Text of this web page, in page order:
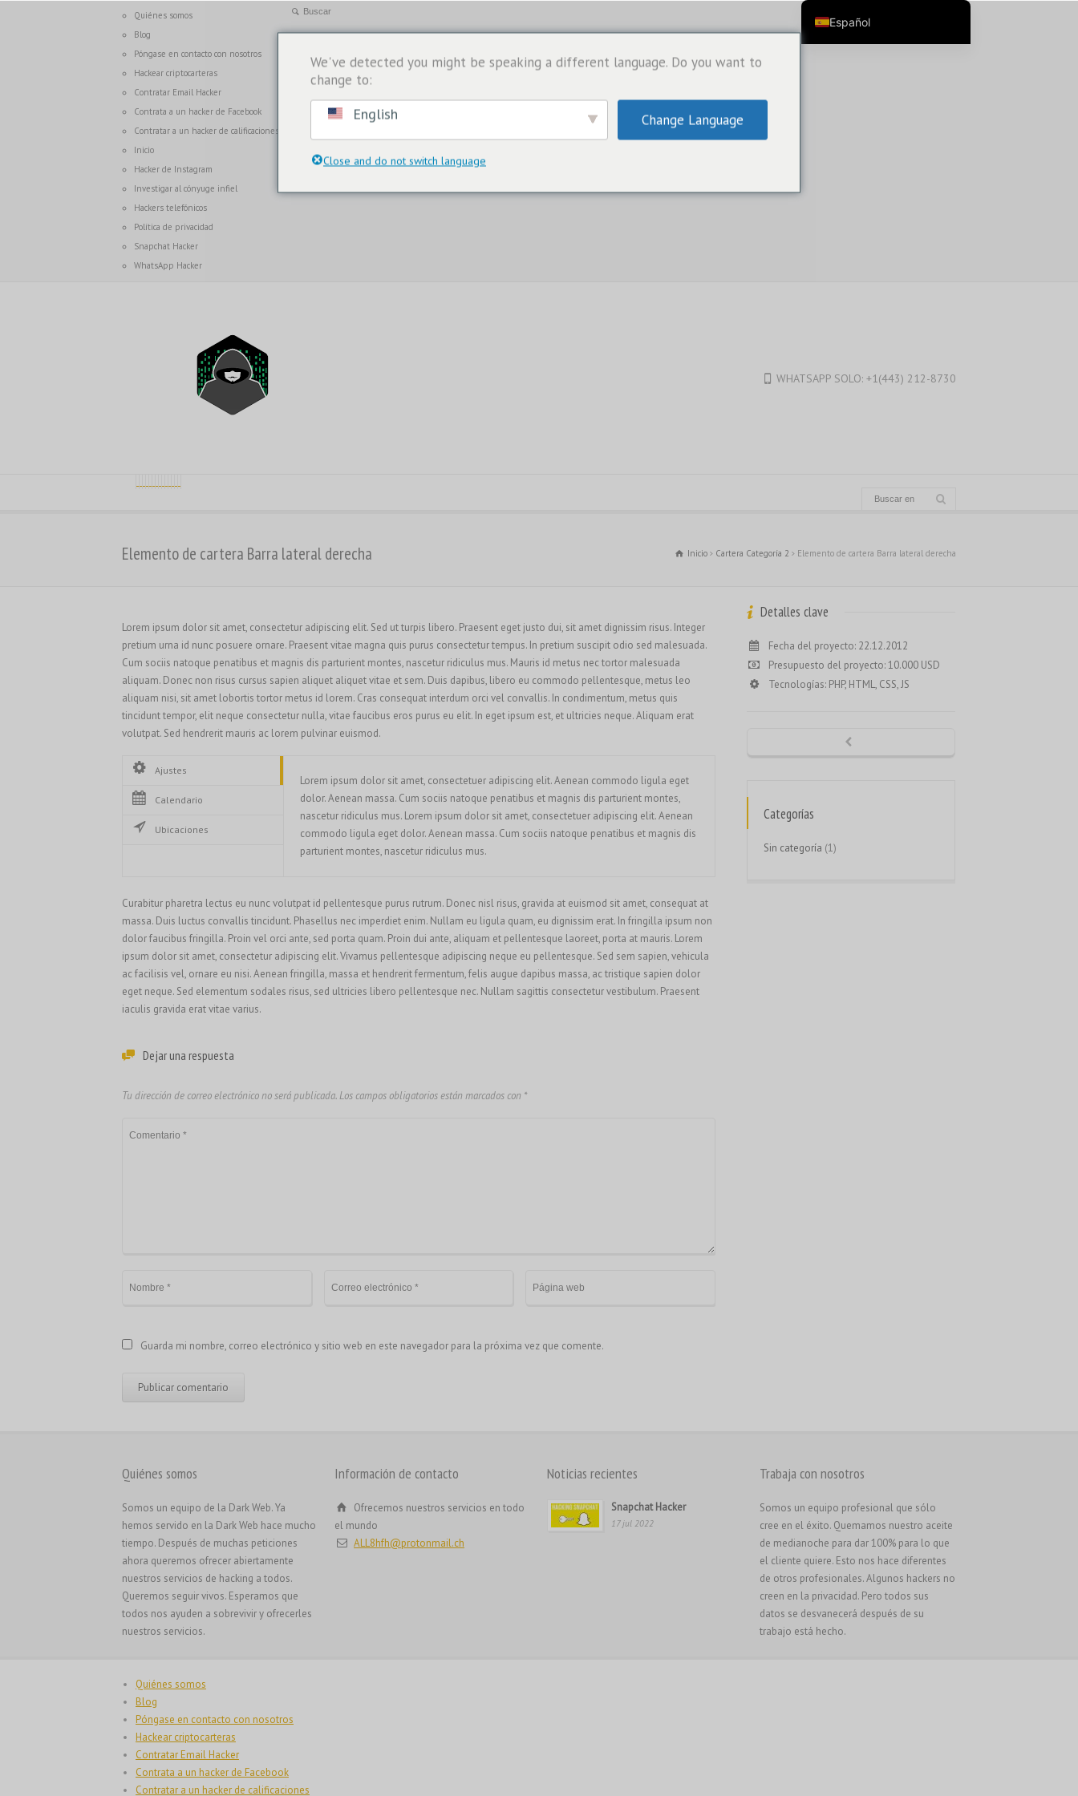
Quiénes somos
Blog
Póngase en contacto con nosotros
Hackear criptocarteras
Contratar Email Hacker
Contrata a un hacker de Facebook
Contratar a un hacker de calificaciones
Inicio
Hacker de Instagram
Investigar al cónyuge infiel
Hackers telefónicos
Política de privacidad
Snapchat Hacker
WhatsApp Hacker
WHATSAPP SOLO: +1(443) 212-8730
Elemento de cartera Barra lateral derecha Inicio Cartera Categoría 2 Elemento de cartera Barra lateral derecha
Lorem ipsum dolor sit amet, consectetur adipiscing elit. Sed ut turpis libero. Praesent eget justo dui, sit amet dignissim risus. Integer
pretium urna id nunc posuere ornare. Praesent vitae magna quis purus consectetur tempus. In pretium suscipit odio sed malesuada.
Cum sociis natoque penatibus et magnis dis parturient montes, nascetur ridiculus mus. Mauris id metus nec tortor malesuada
aliquam. Donec non risus cursus sapien aliquet aliquet vitae et sem. Duis dapibus, libero eu commodo pellentesque, metus leo
aliquam nisi, sit amet lobortis tortor metus id lorem. Cras consequat interdum orci vel convallis. In condimentum, metus quis
tincidunt tempor, elit neque consectetur nulla, vitae faucibus eros purus eu elit. In eget ipsum est, et ultricies neque. Aliquam erat
volutpat. Sed hendrerit mauris ac lorem pulvinar euismod.
Ajustes
Calendario
Ubicaciones
Lorem ipsum dolor sit amet, consectetuer adipiscing elit. Aenean commodo ligula eget
dolor. Aenean massa. Cum sociis natoque penatibus et magnis dis parturient montes,
nascetur ridiculus mus. Lorem ipsum dolor sit amet, consectetuer adipiscing elit. Aenean
commodo ligula eget dolor. Aenean massa. Cum sociis natoque penatibus et magnis dis
parturient montes, nascetur ridiculus mus.
Curabitur pharetra lectus eu nunc volutpat id pellentesque purus rutrum. Donec nisl risus, gravida at euismod sit amet, consequat at
massa. Duis luctus convallis tincidunt. Phasellus nec imperdiet enim. Nullam eu ligula quam, eu dignissim erat. In fringilla ipsum non
dolor faucibus fringilla. Proin vel orci ante, sed porta quam. Proin dui ante, aliquam et pellentesque laoreet, porta at mauris. Lorem
ipsum dolor sit amet, consectetur adipiscing elit. Vivamus pellentesque adipiscing neque eu pellentesque. Sed sem sapien, vehicula
ac facilisis vel, ornare eu nisi. Aenean fringilla, massa et hendrerit fermentum, felis augue dapibus massa, ac tristique sapien dolor
eget neque. Sed elementum sodales risus, sed ultricies libero pellentesque nec. Nullam sagittis consectetur vestibulum. Praesent
iaculis gravida erat vitae varius.
Dejar una respuesta
Tu dirección de correo electrónico no será publicada.Los campos obligatorios están marcados con *
Guarda mi nombre, correo electrónico y sitio web en este navegador para la próxima vez que comente.
Detalles clave
Fecha del proyecto: 22.12.2012
Presupuesto del proyecto: 10.000 USD
Tecnologías: PHP, HTML, CSS, JS
Categorías
Sin categoría (1)
Quiénes somos
Somos un equipo de la Dark Web. Ya
hemos servido en la Dark Web hace mucho
tiempo. Después de muchas peticiones
ahora queremos ofrecer abiertamente
nuestros servicios de hacking a todos.
Queremos seguir vivos. Esperamos que
todos nos ayuden a sobrevivir y ofrecerles
nuestros servicios.
Información de contacto
Ofrecemos nuestros servicios en todo
el mundo
ALL8hfh@protonmail.ch
Noticias recientes
Snapchat Hacker
17 jul 2022
Trabaja con nosotros
Somos un equipo profesional que sólo
cree en el éxito. Quemamos nuestro aceite
de medianoche para dar 100% para lo que
el cliente quiere. Esto nos hace diferentes
de otros profesionales. Algunos hackers no
creen en la privacidad. Pero todos sus
datos se desvanecerá después de su
trabajo está hecho.
Quiénes somos
Blog
Póngase en contacto con nosotros
Hackear criptocarteras
Contratar Email Hacker
Contrata a un hacker de Facebook
Contratar a un hacker de calificaciones
We've detected you might be speaking a different language. Do you want to
change to:
English Change Language
Close and do not switch language
Español
English
한국어
Português
Русский
香港中文